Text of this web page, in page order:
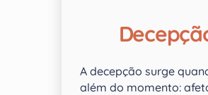
A decepção surge
além do momento: